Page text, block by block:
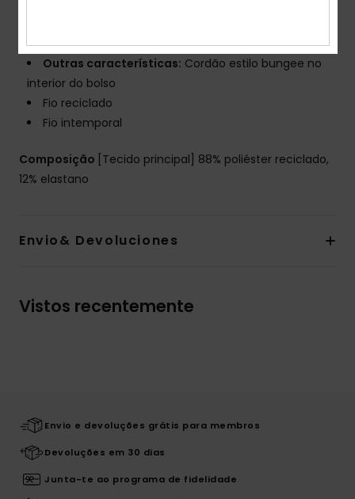
icónico
Outras características: Cordão estilo bungee no
interior do bolso
Fio reciclado
Fio intemporal
Composição [Tecido principal] 88% poliéster reciclado,
12% elastano
Envio& Devoluciones
Vistos recentemente
Envio e devoluções grátis para membros
Devoluções em 30 dias
Junta-te ao programa de fidelidade